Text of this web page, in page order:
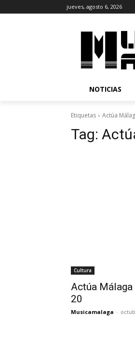
jueves, agosto 6, 2026
NOTICIAS
Etiquetas Actúa
Tag:
Cultura
Actúa
20
Musicamalaga -